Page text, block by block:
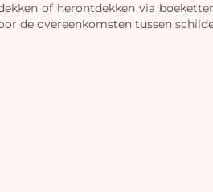
of herontdekken via
de overeenkomsten tussen